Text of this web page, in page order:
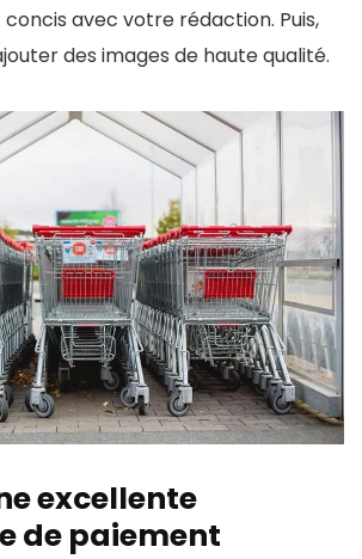
avec votre rédaction. Puis,
des images de haute qualité.
excellente
de paiement